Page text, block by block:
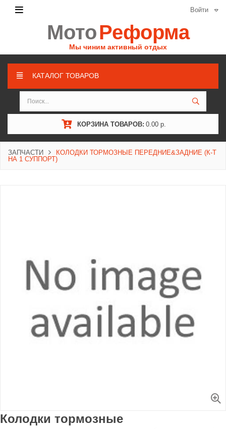
Войти
МотоРеформа
Мы чиним активный отдых
КАТАЛОГ ТОВАРОВ
КОРЗИНА ТОВАРОВ: 0.00 р.
ЗАПЧАСТИ
КОЛОДКИ ТОРМОЗНЫЕ ПЕРЕДНИЕ&ЗАДНИЕ (К-Т
НА 1 СУППОРТ)
Колодки тормозные